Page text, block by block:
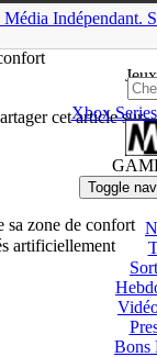
Média Indépendant.
Jeux
Xbox
Toggle
Bons
cet article sur
sa zone de confort
artificiellement